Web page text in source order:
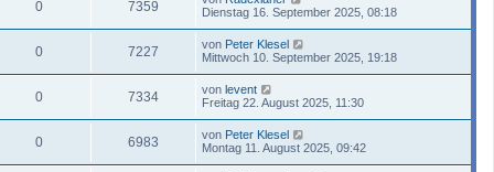
0 7359
Dienstag 16. September 2025, 08:18
0 7227 von Peter Klesel
Mittwoch 10. September 2025, 19:18
0 7334 von levent
Freitag 22. August 2025, 11:30
0 6983 von Peter Klesel
Montag 11. August 2025, 09:42